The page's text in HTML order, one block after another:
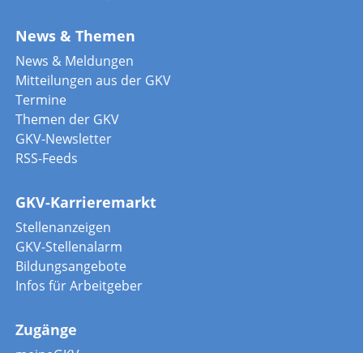
News & Themen
News & Meldungen
Mitteilungen aus der GKV
Termine
Themen der GKV
GKV-Newsletter
RSS-Feeds
GKV-Karrieremarkt
Stellenanzeigen
GKV-Stellenalarm
Bildungsangebote
Infos für Arbeitgeber
Zugänge